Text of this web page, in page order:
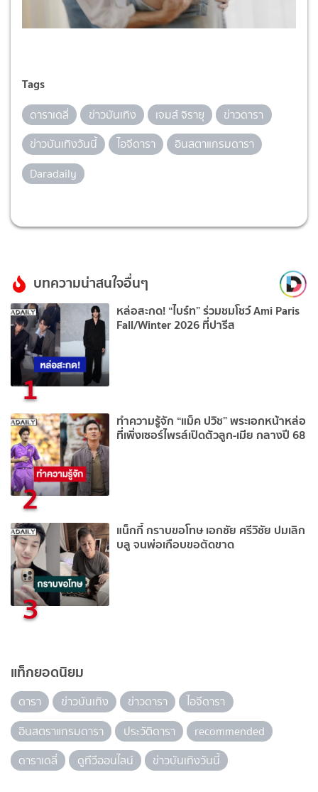
Tags
ดาราเดลี่ ข่าวบันเทิง เจมส์ จิรายุ
ข่าวดารา
ข่าวบันเทิงวันนี้
ไอจีดารา
อินสตาแกรมดารา
Daradaily
บทความน่าสนใจอื่นๆ
1
หล่อสะกด! “ไบร์ท” ร่วมชมโชว์ Ami Paris
Fall/Winter 2026 ที่ปารีส
2
ทำความรู้จัก “แม็ค ปวิช” พระเอกหน้าหล่อ
ที่เพิ่งเซอร์ไพรส์เปิดตัวลูก-เมีย กลางปี 68
3
แน็กกี้ กราบขอโทษ เอกชัย ศรีวิชัย ปมเลิก
บลู จนพ่อเกือบขอตัดขาด
แท็กยอดนิยม
ดารา ข่าวบันเทิง ข่าวดารา
ไอจีดารา
อินสตราแกรมดารา
ประวัติดารา
recommended
ดาราเดลี่
ดูทีวีออนไลน์ ข่าวบันเทิงวันนี้